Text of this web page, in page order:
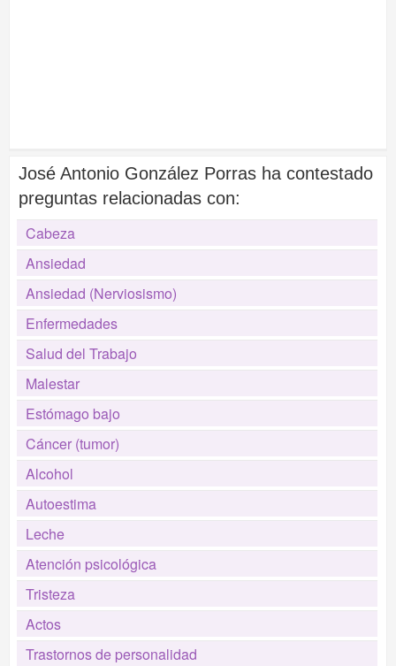
José Antonio González Porras ha contestado
preguntas relacionadas con:
Cabeza
Ansiedad
Ansiedad (Nerviosismo)
Enfermedades
Salud del Trabajo
Malestar
Estómago bajo
Cáncer (tumor)
Alcohol
Autoestima
Leche
Atención psicológica
Tristeza
Actos
Trastornos de personalidad